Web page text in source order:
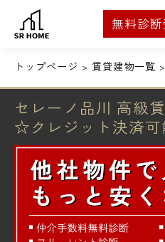
無料診
トップページ 賃貸建物一覧
セレーノ品川 高級
☆クレジット決済